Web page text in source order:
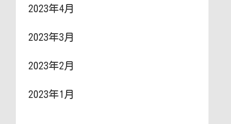
2023年4月
2023年3月
2023年2月
2023年1月